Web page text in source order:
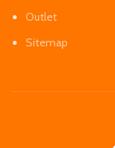
Outlet
Sitemap